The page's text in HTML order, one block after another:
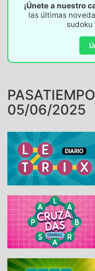
¡Únete a nuestro
las últimas
sudoku
05/06/2025